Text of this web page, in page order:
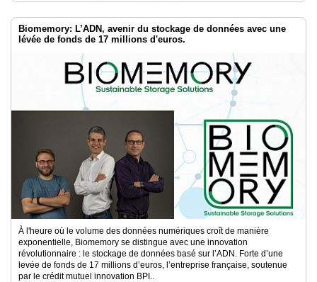
Biomemory: L’ADN, avenir du stockage de données avec une
lévée de fonds de 17 millions d'euros.
À l'heure où le volume des données numériques croît de manière
exponentielle, Biomemory se distingue avec une innovation
révolutionnaire : le stockage de données basé sur l’ADN. Forte d’une
levée de fonds de 17 millions d’euros, l’entreprise française, soutenue
par le crédit mutuel innovation BPI..